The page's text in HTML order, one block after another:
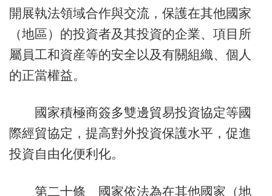
開展執法領域合作與交流，保護在其他國家
（地區）的投資者及其投資的企業、項目所
屬員工和資産等的安全以及有關組織、個人
的正當權益。
國家積極商簽多雙邊貿易投資協定等國
際經貿協定，提高對外投資保護水平，促進
投資自由化便利化。
第二十條 國家依法為在其他國家（地